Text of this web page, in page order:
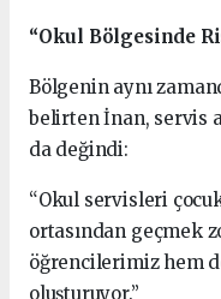
“Okul Bölgesinde
Bölgenin aynı
belirten İnan, servis
da değindi:
“Okul servisleri
ortasından geçmek
öğrencilerimiz hem
oluşturuyor.”